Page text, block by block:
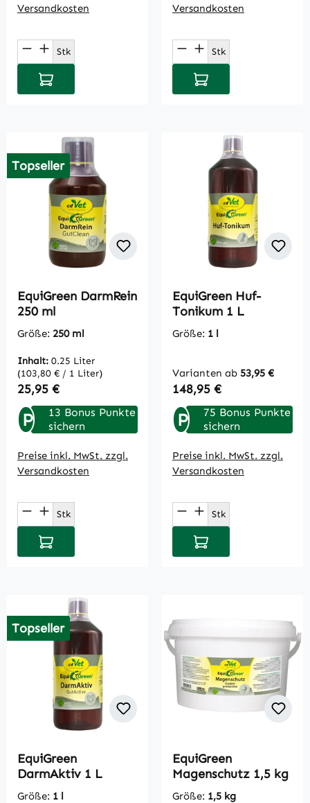
Versandkosten
Produkt Anzahl: Gib den gewünschten
Stk
In den Warenkorb
Versandkosten
Produkt Anzahl:
Stk
In den Warenkorb
Topseller
EquiGreen DarmRein
250 ml
Größe: 250 ml
Inhalt: 0.25 Liter
(103,80 € / 1 Liter)
Regulärer Preis:
25,95 €
P
13 Bonus Punkte
sichern
Preise inkl. MwSt. zzgl.
Versandkosten
Produkt Anzahl: Gib den gewünschten
Stk
In den Warenkorb
EquiGreen Huf-
Tonikum 1 L
Größe: 1 l
Varianten ab 53,95 €
Regulärer Preis:
148,95 €
P
75 Bonus Punkte
sichern
Preise inkl. MwSt. zzgl.
Versandkosten
Produkt Anzahl:
Stk
In den Warenkorb
Topseller
EquiGreen
DarmAktiv 1 L
Größe: 1 l
EquiGreen
Magenschutz 1,5 kg
Größe: 1,5 kg